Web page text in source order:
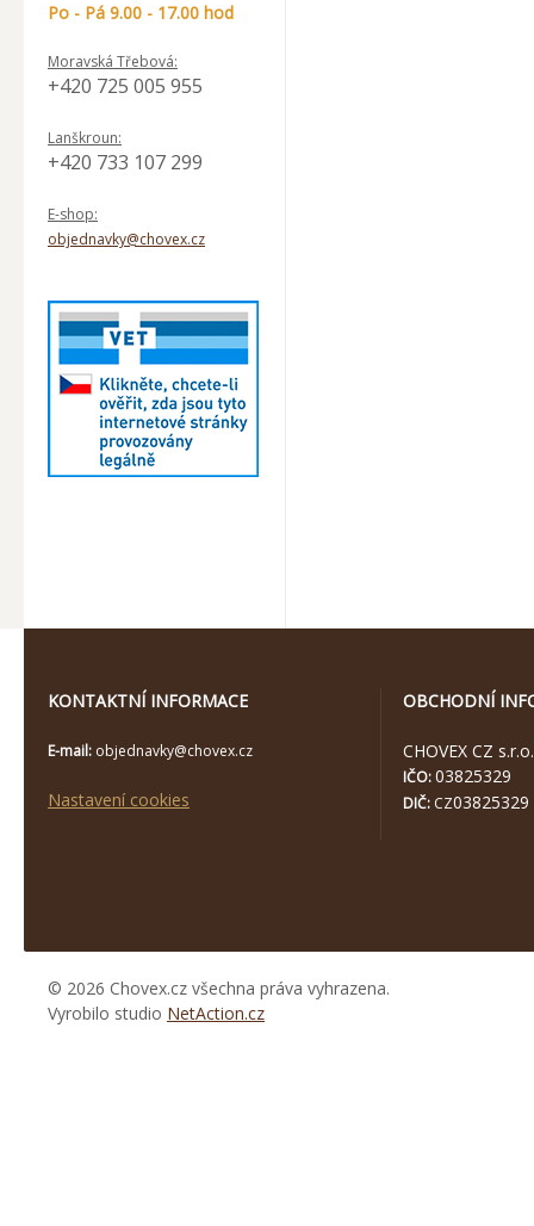
Po - Pá 9.00 - 17.00 hod
Moravská Třebová:
+420 725 005 955
Lanškroun:
+420 733 107 299
E-shop:
objednavky@chovex.cz
KONTAKTNÍ INFORMACE
E-mail: objednavky@chovex.cz
Nastavení cookies
OBCHODNÍ
CHOVEX CZ s.r.o.
IČO:03825329
DIČ: CZ03825329
© 2026 Chovex.cz všechna práva vyhrazena.
Vyrobilo studio NetAction.cz